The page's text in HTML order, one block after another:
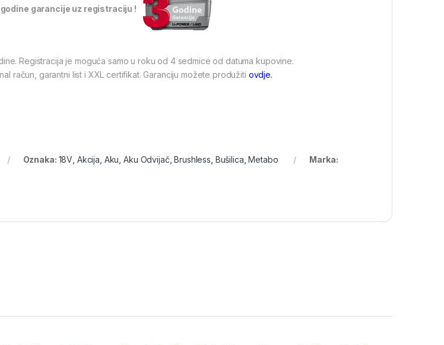
godine garancije uz registraciju !
Registracija je moguća samo u roku od 4 sedmice od datuma kupovine.
račun, garantni list i XXL certifikat. Garanciju možete produžiti ovdje.
Oznaka: 18V Akcija Aku ,Aku Odvijač ,Brushless Bušilica ,Metabo
Marka: